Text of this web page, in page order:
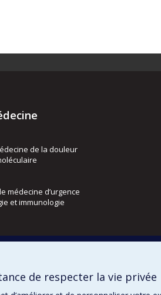
de la douleur
médecine d’urgence
et immunologie
de respecter la vie privée